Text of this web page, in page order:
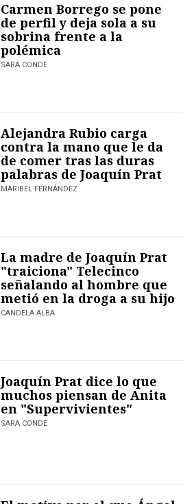
Carmen Borrego se pone
de perfil y deja sola a su
sobrina frente a la
polémica
SARA CONDE
Alejandra Rubio carga
contra la mano que le da
de comer tras las duras
palabras de Joaquín Prat
MARIBEL FERNÁNDEZ
La madre de Joaquín Prat
"traiciona" Telecinco
señalando al hombre que
metió en la droga a su hijo
CANDELA ALBA
Joaquín Prat dice lo que
muchos piensan de Anita
en "Supervivientes"
SARA CONDE